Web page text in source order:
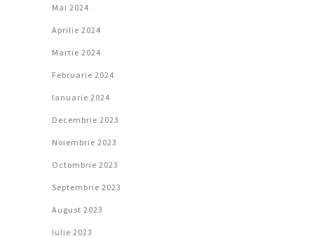
Mai 2024
Aprilie 2024
Martie 2024
Februarie 2024
Ianuarie 2024
Decembrie 2023
Noiembrie 2023
Octombrie 2023
Septembrie 2023
August 2023
Iulie 2023